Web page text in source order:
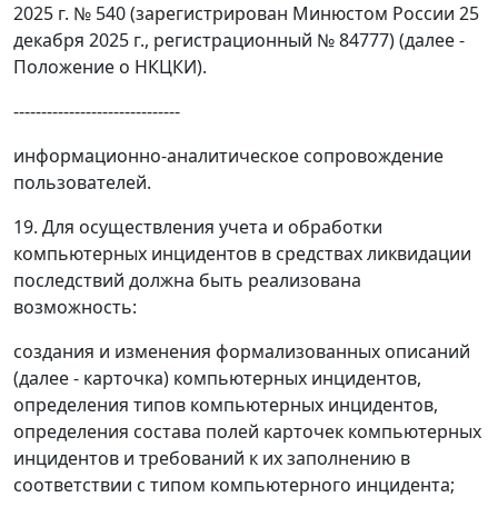
2025 г. № 540 (зарегистрирован Минюстом России 25
декабря 2025 г., регистрационный № 84777) (далее -
Положение о НКЦКИ).
------------------------------
информационно-аналитическое сопровождение
пользователей.
19. Для осуществления учета и обработки
компьютерных инцидентов в средствах ликвидации
последствий должна быть реализована
возможность:
создания и изменения формализованных описаний
(далее - карточка) компьютерных инцидентов,
определения типов компьютерных инцидентов,
определения состава полей карточек компьютерных
инцидентов и требований к их заполнению в
соответствии с типом компьютерного инцидента;